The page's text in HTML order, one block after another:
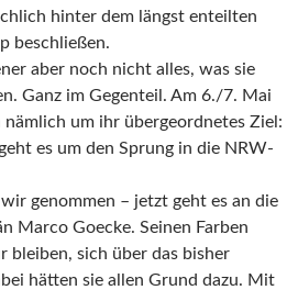
hinter dem längst enteilten
beschließen.
aber noch nicht alles, was sie
Ganz im Gegenteil. Am 6./7. Mai
um ihr übergeordnetes Ziel:
es um den Sprung in die NRW-
genommen – jetzt geht es an die
Marco Goecke. Seinen Farben
sich über das bisher
hätten sie allen Grund dazu. Mit